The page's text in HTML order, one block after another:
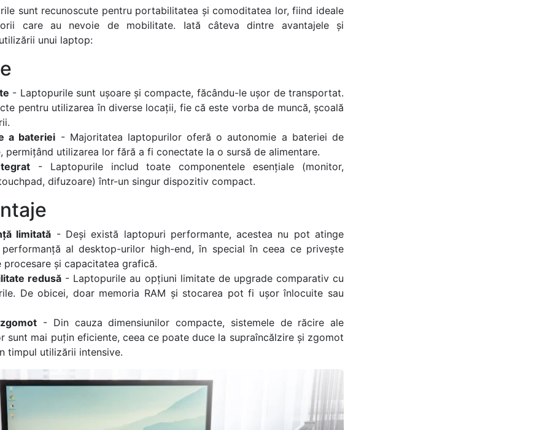
sunt recunoscute pentru portabilitatea și comoditatea lor, fiind ideale
care au nevoie de mobilitate. Iată câteva dintre avantajele și
unui laptop:
- Laptopurile sunt ușoare și compacte, făcându-le ușor de transportat.
pentru utilizarea în diverse locații, fie că este vorba de muncă, școală
a bateriei - Majoritatea laptopurilor oferă o autonomie a bateriei de
permițând utilizarea lor fără a fi conectate la o sursă de alimentare.
- Laptopurile includ toate componentele esențiale (monitor,
difuzoare) într-un singur dispozitiv compact.
limitată - Deși există laptopuri performante, acestea nu pot atinge
al desktop-urilor high-end, în special în ceea ce privește
procesare și capacitatea grafică.
redusă - Laptopurile au opțiuni limitate de upgrade comparativ cu
De obicei, doar memoria RAM și stocarea pot fi ușor înlocuite sau
- Din cauza dimensiunilor compacte, sistemele de răcire ale
sunt mai puțin eficiente, ceea ce poate duce la supraîncălzire și zgomot
timpul utilizării intensive.